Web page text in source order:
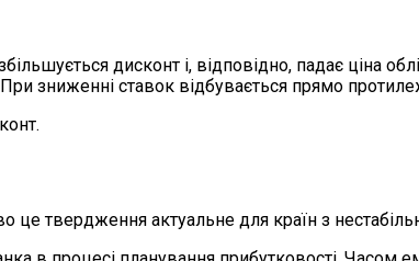
дисконт і, відповідно, падає ціна
зниженні ставок відбувається прямо
це твердження актуальне для країн з